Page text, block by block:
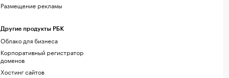
Размещение рекламы
Другие продукты РБК
Облако для бизнеса
Корпоративный регистратор
доменов
Хостинг сайтов